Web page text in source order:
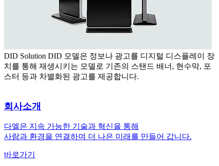
DID Solution DID 모델은 정보나 광고를 디지털 디스플레이 장
치를 통해 재생시키는 모델로 기존의 스탠드 배너, 현수막, 포
스터 등과 차별화된 광고를 제공합니다.
회사소개
다엘은 지속 가능한 기술과 혁신을 통해
사람과 환경을 연결하며 더 나은 미래를 만들어 갑니다.
바로가기